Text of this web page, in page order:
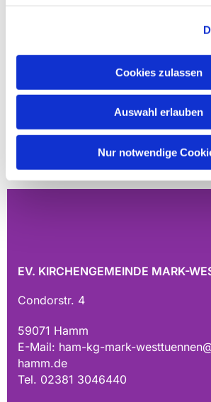
Cookies zulassen
Auswahl erlauben
Nur notwendige
EV. KIRCHENGEMEINDE MARK-
Condorstr. 4
59071 Hamm
E-Mail: ham-kg-mark-
hamm.de
Tel. 02381 3046440